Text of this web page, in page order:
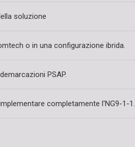
soluzione
o in una configurazione ibrida.
PSAP.
completamente l'NG9-1-1.